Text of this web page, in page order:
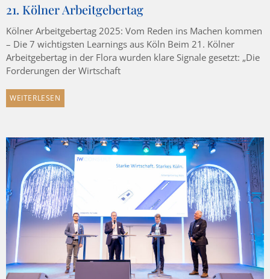
21. Kölner Arbeitgebertag
Kölner Arbeitgebertag 2025: Vom Reden ins Machen kommen
– Die 7 wichtigsten Learnings aus Köln Beim 21. Kölner
Arbeitgebertag in der Flora wurden klare Signale gesetzt: „Die
Forderungen der Wirtschaft
WEITERLESEN